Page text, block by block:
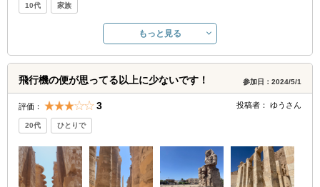
10代 家族
もっと見る
飛行機の便が思ってる以上に少ないです！ 参加日：2024/5/1
評価： 3 投稿者： ゆう さん
20代 ひとりで